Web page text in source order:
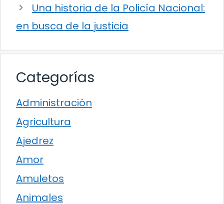
Una historia de la Policía Nacional:
en busca de la justicia
Categorías
Administración
Agricultura
Ajedrez
Amor
Amuletos
Animales